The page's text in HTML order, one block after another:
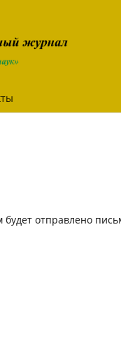
отправлено